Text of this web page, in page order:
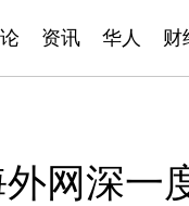
资讯 华人 财
网深一